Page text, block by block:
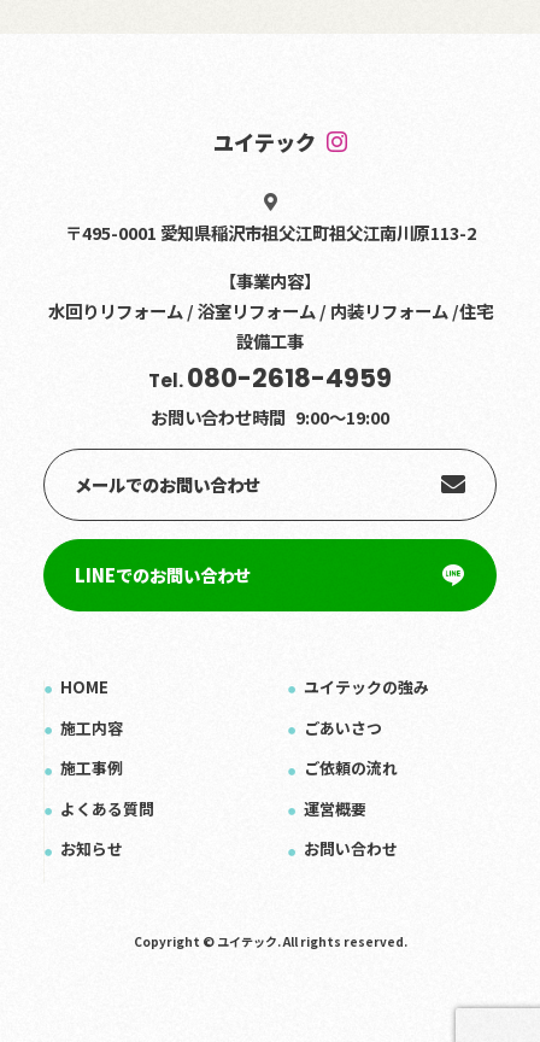
ユイテック
〒495-0001 愛知県稲沢市祖父江町祖父江南川原113-2
【事業内容】
水回りリフォーム / 浴室リフォーム / 内装リフォーム /住宅
設備工事
Tel. 080-2618-4959
お問い合わせ時間 9:00〜19:00
メールでのお問い合わせ
LINEでのお問い合わせ
HOME
ユイテックの強み
施工内容
ごあいさつ
施工事例
ご依頼の流れ
よくある質問
運営概要
お知らせ
お問い合わせ
Copyright © ユイテック. All rights reserved.